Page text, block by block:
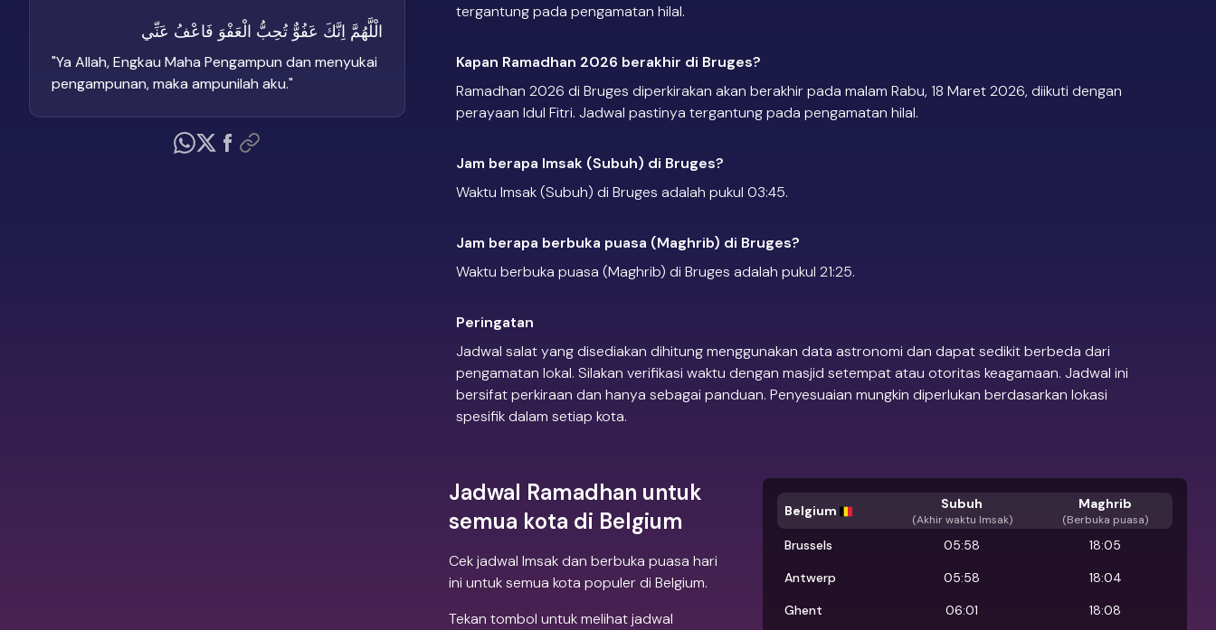
tergantung pada pengamatan hilal.
Kapan Ramadhan 2026 berakhir di Bruges?
Ramadhan 2026 di Bruges diperkirakan akan berakhir pada malam Rabu, 18 Maret 2026, diikuti dengan
perayaan Idul Fitri. Jadwal pastinya tergantung pada pengamatan hilal.
Jam berapa Imsak (Subuh) di Bruges?
Waktu Imsak (Subuh) di Bruges adalah pukul 03:45.
Jam berapa berbuka puasa (Maghrib) di Bruges?
Waktu berbuka puasa (Maghrib) di Bruges adalah pukul 21:25.
Peringatan
Jadwal salat yang disediakan dihitung menggunakan data astronomi dan dapat sedikit berbeda dari
pengamatan lokal. Silakan verifikasi waktu dengan masjid setempat atau otoritas keagamaan. Jadwal ini
bersifat perkiraan dan hanya sebagai panduan. Penyesuaian mungkin diperlukan berdasarkan lokasi
spesifik dalam setiap kota.
Jadwal Ramadhan untuk
semua kota di Belgium
Cek jadwal Imsak dan berbuka puasa hari
ini untuk semua kota populer di Belgium.
Tekan tombol untuk melihat jadwal
Belgium Subuh
(Akhir waktu Imsak)
Maghrib
(Berbuka puasa)
Brussels 05:58
18:05
Antwerp
05:58
18:04
Ghent
06:01
18:08
الْلَّهُمَّ اِنَّكَ عَفُوٌّ تُحِبُّ الْعَفْوَ فَاعْفُ عَنِّي
"Ya Allah, Engkau Maha Pengampun dan menyukai
pengampunan, maka ampunilah aku."